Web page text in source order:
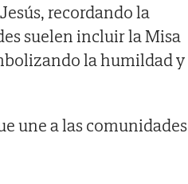
recordando la
suelen incluir la Misa
la humildad y
une a las comunidades